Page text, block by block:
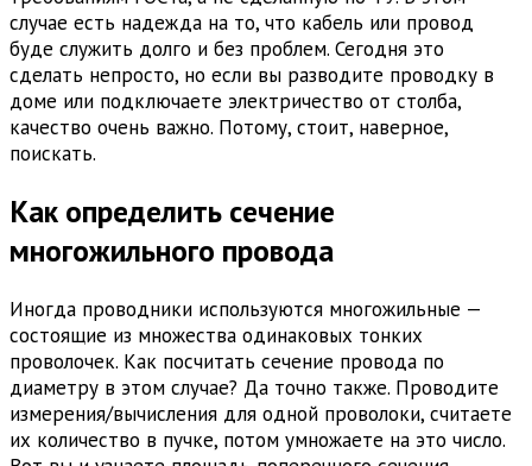
случае есть надежда на то, что кабель или провод
буде служить долго и без проблем. Сегодня это
сделать непросто, но если вы разводите проводку в
доме или подключаете электричество от столба,
качество очень важно. Потому, стоит, наверное,
поискать.
Как определить сечение
многожильного провода
Иногда проводники используются многожильные —
состоящие из множества одинаковых тонких
проволочек. Как посчитать сечение провода по
диаметру в этом случае? Да точно также. Проводите
измерения/вычисления для одной проволоки, считаете
их количество в пучке, потом умножаете на это число.